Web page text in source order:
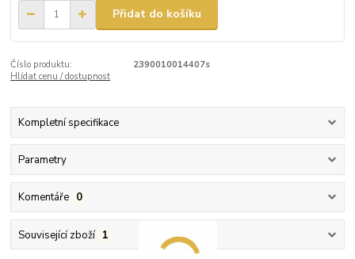
Přidat do košíku
Číslo produktu:
2390010014407s
Hlídat cenu / dostupnost
Kompletní specifikace
Parametry
Komentáře 0
Související zboží 1